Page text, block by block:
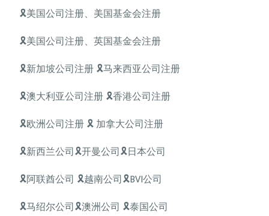
🎗美国公司注册、美国基金会注册
🎗美国公司注册、英国基金会注册
🎗新加坡公司注册 🎗马来西亚公司注册
🎗澳大利亚公司注册 🎗香港公司注册
🎗欧洲公司注册 🎗 加拿大公司注册
🎗新西兰公司🎗开曼公司🎗日本公司
🎗阿联酋公司 🎗越南公司🎗BVI公司
🎗马绍尔公司🎗澳洲公司 🎗泰国公司